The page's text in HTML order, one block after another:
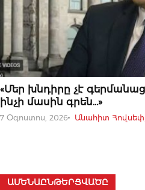
07 ՕԳՈՍՏՈՍԻ, 2026
«Մեր խնդիրը չէ
ինչի մասին գրեն…»
7 Օգոստոս, 2026 Անահիտ
ԱՄԵՆԱԸՆԹԵՐՑՎԱԾԸ